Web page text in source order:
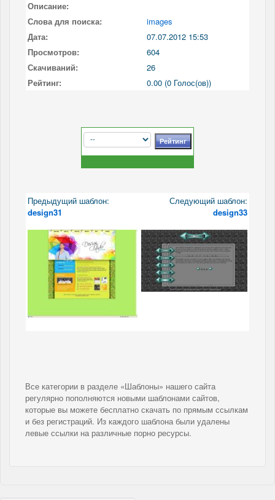
Описание:
Слова для поиска:
images
Дата:
07.07.2012 15:53
Просмотров:
604
Скачиваний:
26
Рейтинг:
0.00 (0 Голос(ов))
Предыдущий шаблон:
design31
Следующий шаблон:
design33
Все категории в разделе «Шаблоны» нашего сайта
регулярно пополняются новыми шаблонами сайтов,
которые вы можете бесплатно скачать по прямым ссылкам
и без регистраций. Из каждого шаблона были удалены
левые ссылки на различные порно ресурсы.